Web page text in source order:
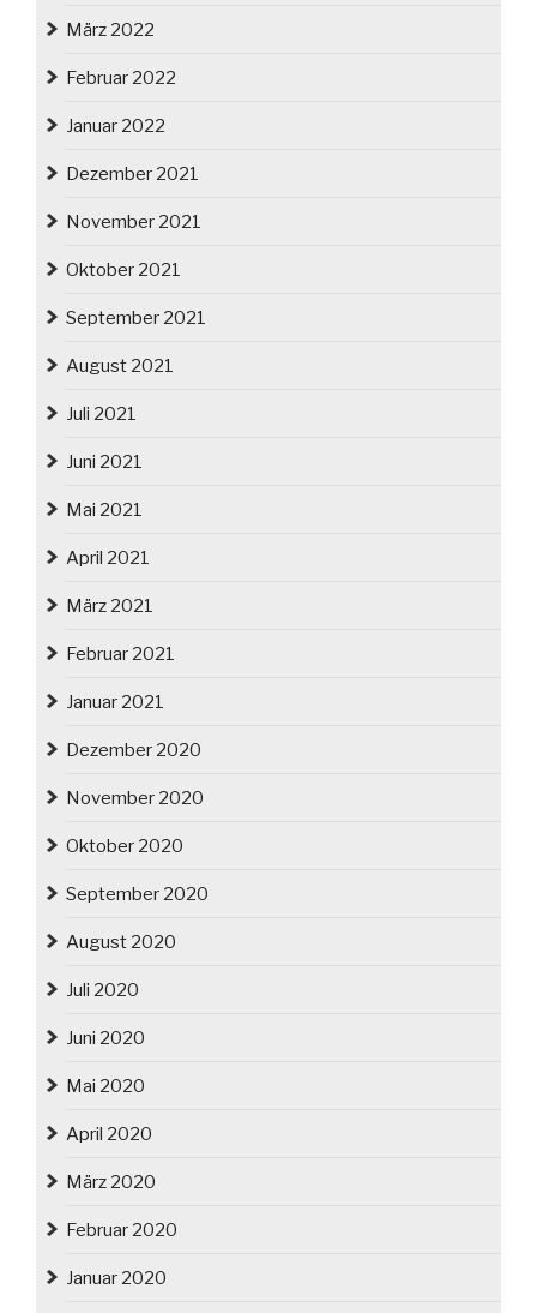
März 2022
Februar 2022
Januar 2022
Dezember 2021
November 2021
Oktober 2021
September 2021
August 2021
Juli 2021
Juni 2021
Mai 2021
April 2021
März 2021
Februar 2021
Januar 2021
Dezember 2020
November 2020
Oktober 2020
September 2020
August 2020
Juli 2020
Juni 2020
Mai 2020
April 2020
März 2020
Februar 2020
Januar 2020